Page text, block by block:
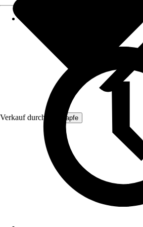
Verkauf durch: ich-zapfe